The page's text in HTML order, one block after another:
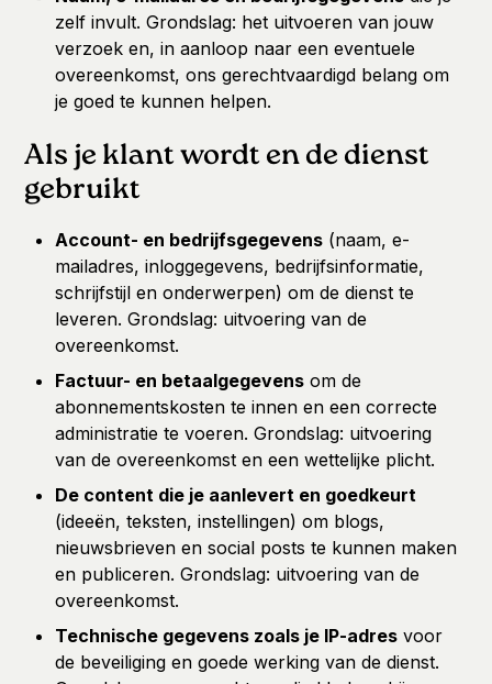
zelf invult. Grondslag: het uitvoeren van jouw
verzoek en, in aanloop naar een eventuele
overeenkomst, ons gerechtvaardigd belang om
je goed te kunnen helpen.
Als je klant wordt en de dienst
gebruikt
Account- en bedrijfsgegevens (naam, e-
mailadres, inloggegevens, bedrijfsinformatie,
schrijfstijl en onderwerpen) om de dienst te
leveren. Grondslag: uitvoering van de
overeenkomst.
Factuur- en betaalgegevens om de
abonnementskosten te innen en een correcte
administratie te voeren. Grondslag: uitvoering
van de overeenkomst en een wettelijke plicht.
De content die je aanlevert en goedkeurt
(ideeën, teksten, instellingen) om blogs,
nieuwsbrieven en social posts te kunnen maken
en publiceren. Grondslag: uitvoering van de
overeenkomst.
Technische gegevens zoals je IP-adres voor
de beveiliging en goede werking van de dienst.